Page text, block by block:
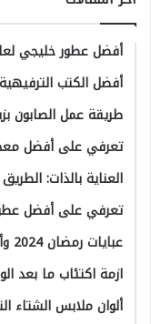
أفضل عطور خليجي لعام
أفضل الكتب الترفيهية
طريقة عمل الصابون
تعرفي على أفضل معجون
العناية بالذات:
تعرفي على أفضل عطور
عبايات رمضان 2024 وأفكار جديدة من ستاتي
ازمة اكتئاب ما بعد
ألوان ملابس الشتاء